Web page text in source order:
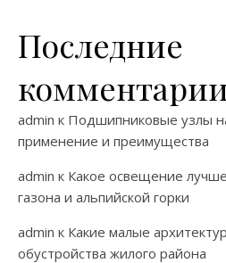
Последние
admin к Подшипниковые узлы
применение и преимущества
admin к Какое освещение
газона и альпийской горки
admin к Какие малые
обустройства жилого района